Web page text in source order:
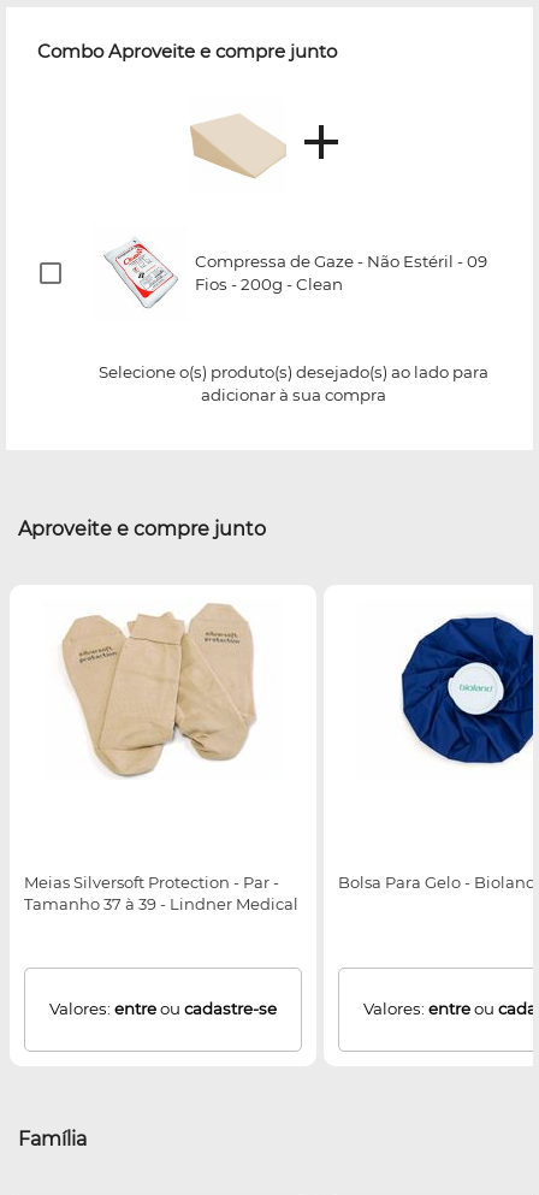
Combo Aproveite e compre junto
Compressa de Gaze - Não Estéril - 09
Fios - 200g - Clean
Selecione o(s) produto(s) desejado(s) ao lado para
adicionar à sua compra
Aproveite e compre junto
Meias Silversoft Protection - Par -
Tamanho 37 à 39 - Lindner Medical
Valores: entreou cadastre-se
Bolsa Para Gelo - Bioland
Valores: entreou
Família